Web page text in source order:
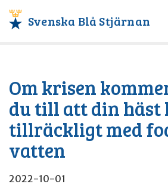
Svenska Blå Stjärnan
Om krisen
du till att din häst
tillräckligt med
vatten
2022-10-01